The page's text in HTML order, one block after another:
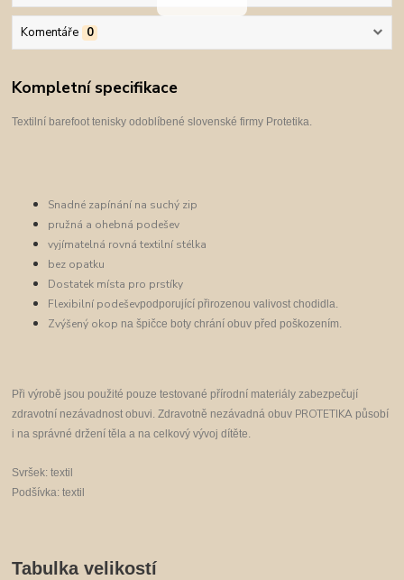
Komentáře 0
Kompletní specifikace
Textilní barefoot tenisky odoblíbené slovenské firmy Protetika.
Snadné zapínání na suchý zip
pružná a ohebná podešev
vyjímatelná rovná textilní stélka
bez opatku
Dostatek místa pro prstíky
Flexibilní podeševpodporující přirozenou valivost chodidla.
Zvýšený okop na špičce boty chrání obuv před poškozením.
Při výrobě jsou použité pouze testované přírodní materiály zabezpečují
zdravotní nezávadnost obuvi. Zdravotně nezávadná obuv PROTETIKA působí
i na správné držení těla a na celkový vývoj dítěte.
Svršek: textil
Podšívka: textil
Tabulka velikostí